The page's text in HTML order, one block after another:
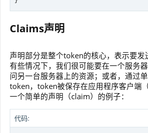
Claims声明
声明部分是整个token的核心，表示要发
有些情况下，我们很可能要在一个服务
问另一台服务器上的资源；或者，通过
token，token被保存在应用程序客户端
一个简单的声明（claim）的例子：
代码: